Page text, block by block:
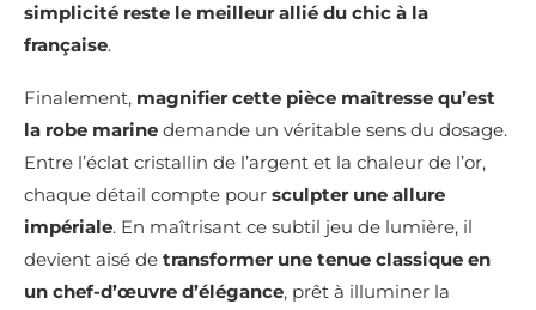
simplicité reste le meilleur allié du chic à la
française.
Finalement, magnifier cette pièce maîtresse qu’est
la robe marine demande un véritable sens du dosage.
Entre l’éclat cristallin de l’argent et la chaleur de l’or,
chaque détail compte pour sculpter une allure
impériale. En maîtrisant ce subtil jeu de lumière, il
devient aisé de transformer une tenue classique en
un chef-d’œuvre d’élégance, prêt à illuminer la